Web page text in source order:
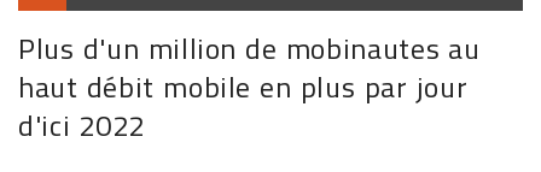
Plus d'un million de mobinautes au
haut débit mobile en plus par jour
d'ici 2022